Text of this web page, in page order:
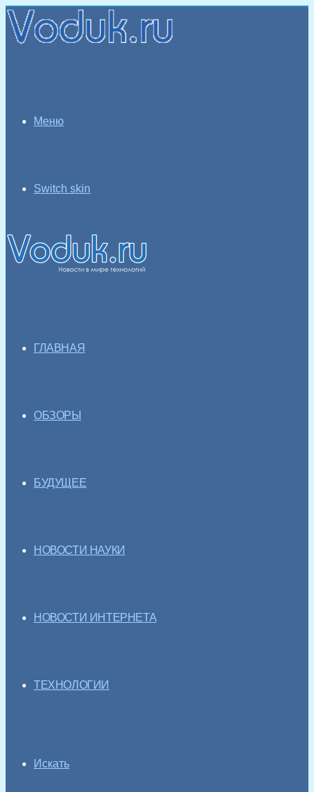
Меню
Switch skin
ГЛАВНАЯ
ОБЗОРЫ
БУДУЩЕЕ
НОВОСТИ НАУКИ
НОВОСТИ ИНТЕРНЕТА
ТЕХНОЛОГИИ
Искать